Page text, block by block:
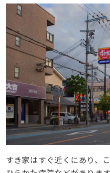
すき家はすぐ近くにあり、